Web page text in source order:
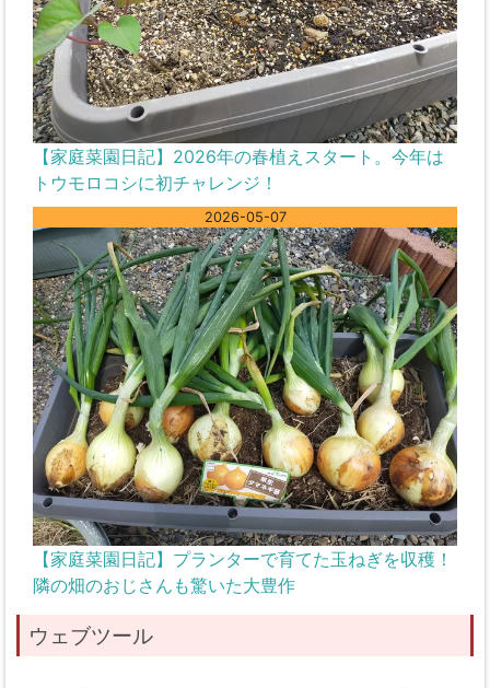
【家庭菜園日記】2026年の春植えスタート。今年は
トウモロコシに初チャレンジ！
2026-05-07
【家庭菜園日記】プランターで育てた玉ねぎを収穫！
隣の畑のおじさんも驚いた大豊作
ウェブツール